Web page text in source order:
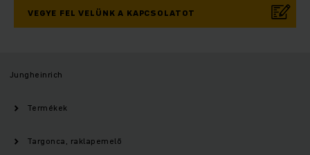
VEGYE FEL VELÜNK A KAPCSOLATOT
Jungheinrich
Termékek
Targonca, raklapemelő